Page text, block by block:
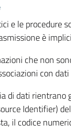
e le procedure
è
che non
con
di dati
Identifier)
il codice